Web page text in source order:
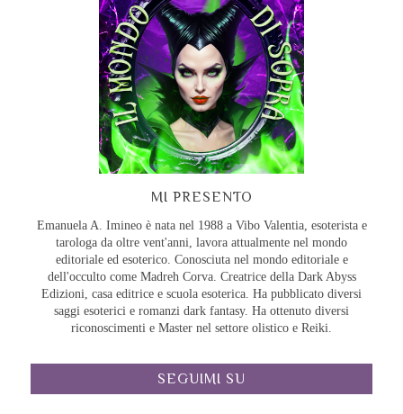
MI PRESENTO
Emanuela A. Imineo è nata nel 1988 a Vibo Valentia, esoterista e
tarologa da oltre vent'anni, lavora attualmente nel mondo
editoriale ed esoterico. Conosciuta nel mondo editoriale e
dell'occulto come Madreh Corva. Creatrice della Dark Abyss
Edizioni, casa editrice e scuola esoterica. Ha pubblicato diversi
saggi esoterici e romanzi dark fantasy. Ha ottenuto diversi
riconoscimenti e Master nel settore olistico e Reiki.
SEGUIMI SU